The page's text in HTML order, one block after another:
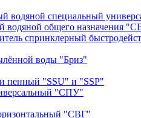
водяной специальный
водяной общего назначения
спринклерный
воды "Бриз"
пенный "SSU" и "SSP"
"СПУ"
"СВГ"